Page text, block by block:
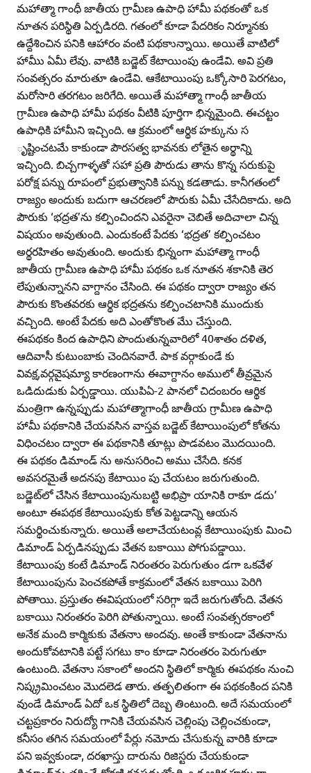
మహాత్మా గాంధీ జాతీయ గ్రామీణ ఉపాధి హామీ పథకంతో ఒక
నూతన పరిస్థితి ఏర్పడిరది. గతంలో కూడా పేదరికం నిర్మూనకు
ఉద్దేశించిన పనికి ఆహారం వంటి పథకాున్నాయి. అయితే వాటిలో
హామీు ఏమీ లేవు. వాటికి బడ్జెట్‌ కేటాయింపు ఉండేవి. అవి ప్రతి
సంవత్సరం మారుతూ ఉండేవి. ఆకేటాయింపు ఒక్కోసారి పెరగటం,
మరోసారి తరగటం జరిగేది. అయితే మహాత్మా గాంధీ జాతీయ
గ్రామీణ ఉపాధి హామీ పథకం వీటికి పూర్తిగా భిన్నమైంది. ఈచట్టం
ఉపాధికి హామీని ఇచ్చింది. ఆ క్రమంలో ఆర్థిక హక్కును స
ృష్టించటమే కాకుండా పౌరసత్వ భావనకు లోతైన అర్థాన్ని
ఇచ్చింది. బిచ్చగాళ్ళతో సహా ప్రతి పౌరుడు తాను కొన్న సరుకుపై
పరోక్ష పన్ను రూపంలో ప్రభుత్వానికి పన్ను కడతాడు. కానీగతంలో
రాజ్యం అందుకు బదుగా ఆచరణలో పౌరుకు ఏమీ చేసేదికాదు. అది
పౌరుకు ‘భద్రత’ను కల్పించిందని ఎవరైనా చెబితే అదిచాలా చిన్న
విషయం అవుతుంది. ఎందుకంటే పేదకు ‘భద్రత’ కల్పించటం
అర్థరహితం అవుతుంది. అందుకు భిన్నంగా మహాత్మా గాంధీ
జాతీయ గ్రామీణ ఉపాధి హామీ పథకం ఒక నూతన శకానికి తెర
లేపుతున్నానని వాగ్దానం చేసింది. ఈ పథకం ద్వారా రాజ్యం తన
పౌరుకు కొంతవరకు ఆర్థిక భద్రతను కల్పించటానికి ముందుకు
వచ్చింది. అంటే పేదకు అది ఎంతోకొంత మేు చేస్తుంది.
ఈపథకం కింద ఉపాధిని పొందుతున్నవారిలో 40శాతం దళిత,
ఆదివాసీ కుటుంబాకు చెందినవారే. పాక వర్గాకుండే కు
వివక్ష,వర్గవైషమ్యా కారణంగాను ఈవాగ్దానం అములో తీవ్రమైన
ఒడిదుడుకు ఏర్పడ్డాయి. యుపిఏ-2 పానలో చిదంబరం ఆర్థిక
మంత్రిగా ఉన్నప్పుడు మహాత్మాగాంధీ జాతీయ గ్రామీణ ఉపాధి
హామీ పథకానికి చేయవసిన వాస్తవ బడ్జెట్‌ కేటాయింపులో కోతను
విధించటం ద్వారా ఈ పథకానికి తూట్లు పొడవటం మొదయింది.
ఈ పథకం డిమాండ్‌ ను అనుసరించి అము చేసేది. కనక
అవసరమైతే అదనపు కేటాయిం పు చేయటం జరుగుతుంది.
బడ్జెట్‌లో చేసిన కేటాయింపునుబట్టి అభిప్రా యానికి రాకూ డదు’
అంటూ ఈపథక కేటాయింపుకు కోత పెట్టడాన్ని ఆయన
సమర్థించుకున్నారు. అయితే అలాచేయటంవ్ల కేటాయింపుకు మించి
డిమాండ్‌ ఏర్పడినప్పుడు వేతన బకాయిు పోగుపడ్డాయి.
కేటాయింపు కంటే డిమాండ్‌ నిరంతరం పెరుగుతుం డగా ఒకవేళ
కేటాయింపును పెంచకపోతే కాక్రమంలో వేతన బకాయిు పెరిగి
పోతాయి. ప్రస్తుతం ఈవిషయంలో సరిగ్గా ఇదే జరుగుతోంది. వేతన
బకాయిు నిరంతరం పెరిగి పోతున్నాయి. అంటే సంవత్సరకాంలో
అనేక మంది కార్మికుకు వేతనాు అందవు. అంతే కాకుండా వేతనాను
అందుకోవటానికి పట్టే సగటు కాం కూడా నిరంతరం పెరుగుతూ
ఉంటుంది. వేతనాు సకాంలో అందని స్థితిలో కార్మికు ఈపథకం నుంచి
నిష్క్రమించటం మొదలెడ తారు. తత్ఫలితంగా ఈ పథకంకింద పనికి
వుండే డిమాండ్‌ ఏదో ఒక స్థితిలో దెబ్బ తింటుంది. అదే సమయంలో
చట్టప్రకారం నిరుద్యో గానికి చేయవసిన చెల్లింపు చెల్లించకుండా,
కనీసం తగిన సమయంలో పేర్లు నమోదు చేసుకున్న వారికి కూడా
పని ఇవ్వకుండా, దరఖాస్తు దారును రిజిస్టరు చేయకుండా